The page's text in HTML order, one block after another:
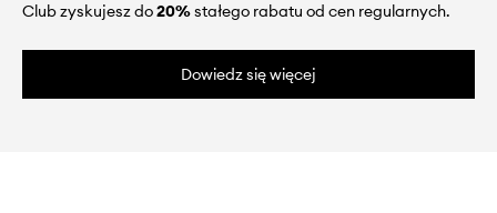
Club zyskujesz do20%stałego rabatu od cen regularnych.
Dowiedz się więcej